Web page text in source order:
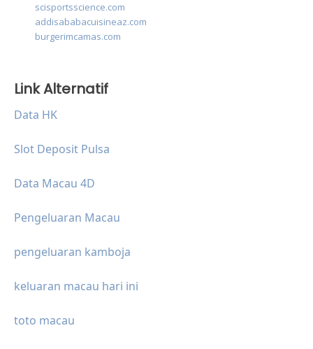
scisportsscience.com
addisababacuisineaz.com
burgerimcamas.com
Link Alternatif
Data HK
Slot Deposit Pulsa
Data Macau 4D
Pengeluaran Macau
pengeluaran kamboja
keluaran macau hari ini
toto macau